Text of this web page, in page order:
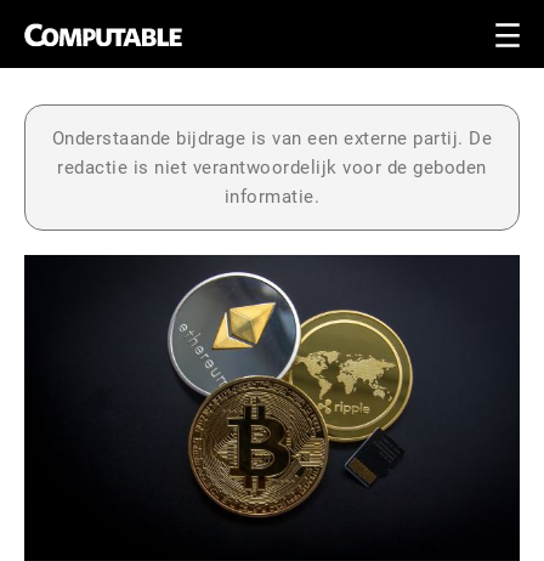
Onderstaande bijdrage is van een externe partij. De
redactie is niet verantwoordelijk voor de geboden
informatie.